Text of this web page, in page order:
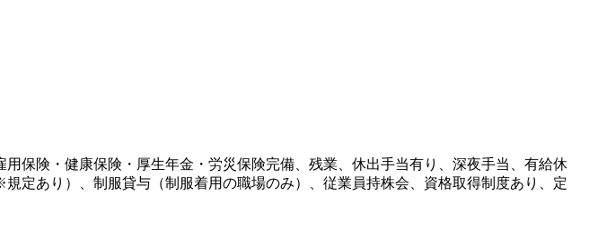
保険・健康保険・厚生年金・労災保険完備、残業、休出手当有り、深夜手当、有給休
定あり）、制服貸与（制服着用の職場のみ）、従業員持株会、資格取得制度あり、定